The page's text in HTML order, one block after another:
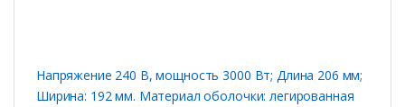
Напряжение 240 В, мощность 3000 Вт; Длина 206 мм;
Ширина: 192 мм. Материал оболочки: легированная